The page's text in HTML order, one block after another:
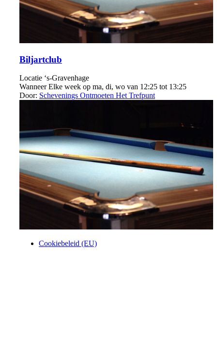
Biljartclub
Locatie ‘s-Gravenhage
Wanneer Elke week op ma, di, wo van 12:25 tot 13:25
Door: Schevenings Ontmoeten Het Trefpunt
Cookiebeleid (EU)